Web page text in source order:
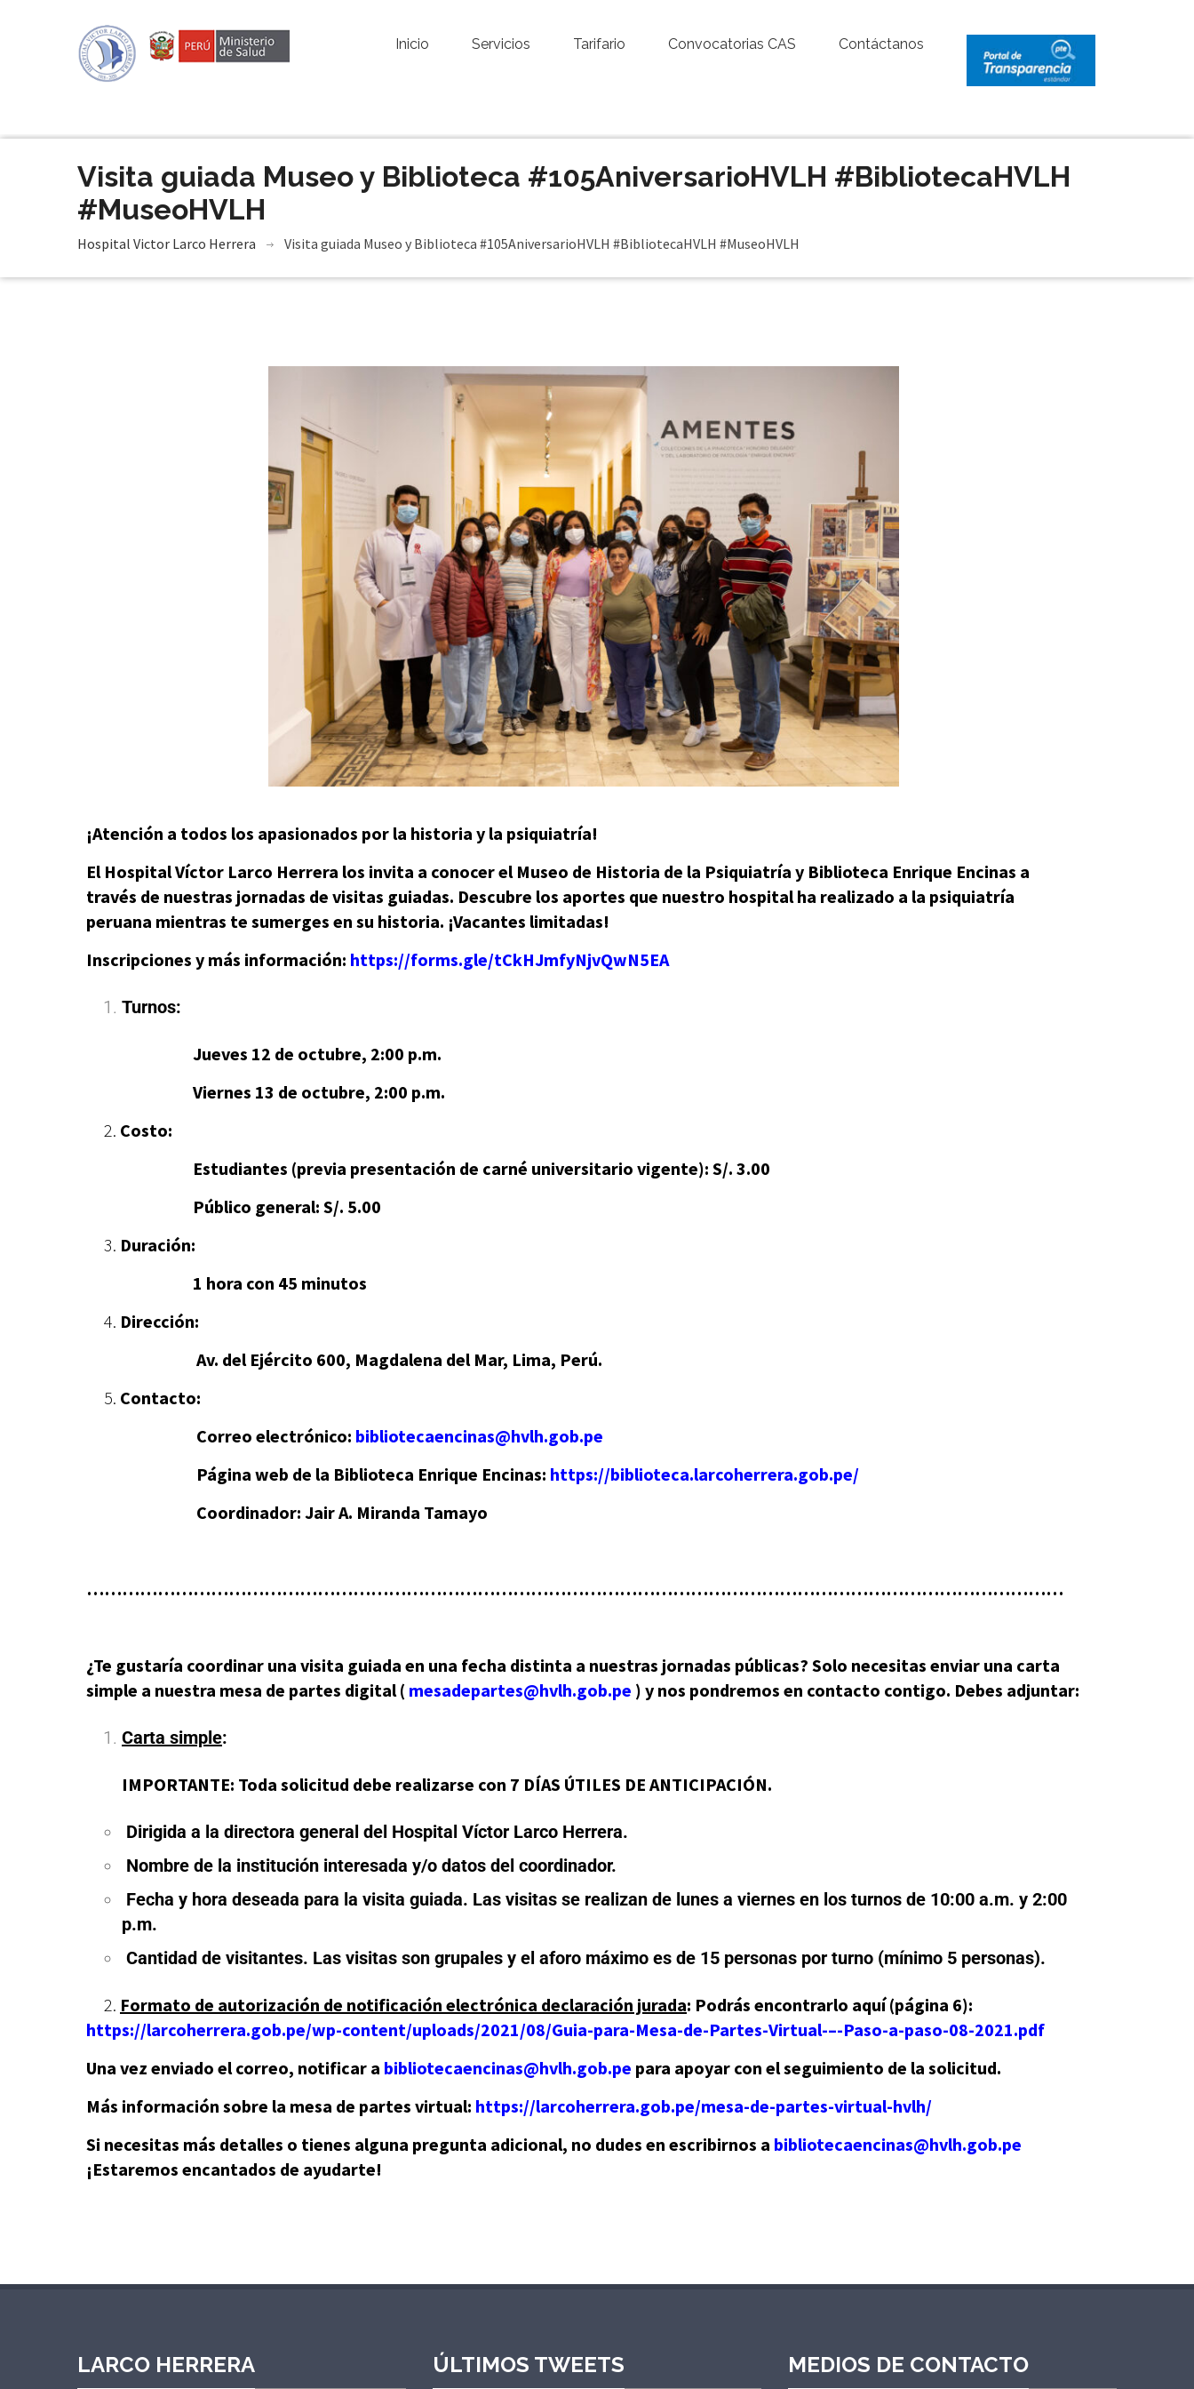
Inicio Servicios Tarifario Convocatorias CAS Contáctanos
Visita guiada Museo y Biblioteca #105AniversarioHVLH #BibliotecaHVLH
#MuseoHVLH
Hospital Victor Larco Herrera Visita guiada Museo y Biblioteca #105AniversarioHVLH #BibliotecaHVLH #MuseoHVLH
¡Atención a todos los apasionados por la historia y la psiquiatría!
El Hospital Víctor Larco Herrera los invita a conocer el Museo de Historia de la Psiquiatría y Biblioteca Enrique Encinas a
través de nuestras jornadas de visitas guiadas. Descubre los aportes que nuestro hospital ha realizado a la psiquiatría
peruana mientras te sumerges en su historia. ¡Vacantes limitadas!
Inscripciones y más información: https://forms.gle/tCkHJmfyNjvQwN5EA
Turnos:
Jueves 12 de octubre, 2:00 p.m.
Viernes 13 de octubre, 2:00 p.m.
2. Costo:
Estudiantes (previa presentación de carné universitario vigente): S/. 3.00
Público general: S/. 5.00
3. Duración:
1 hora con 45 minutos
4. Dirección:
Av. del Ejército 600, Magdalena del Mar, Lima, Perú.
5. Contacto:
Correo electrónico: bibliotecaencinas@hvlh.gob.pe
Página web de la Biblioteca Enrique Encinas: https://biblioteca.larcoherrera.gob.pe/
Coordinador: Jair A. Miranda Tamayo
…………………………………………………………………………………………………………………………………………………
¿Te gustaría coordinar una visita guiada en una fecha distinta a nuestras jornadas públicas? Solo necesitas enviar una carta
simple a nuestra mesa de partes digital ( mesadepartes@hvlh.gob.pe ) y nos pondremos en contacto contigo. Debes adjuntar:
Carta simple:
IMPORTANTE: Toda solicitud debe realizarse con 7 DÍAS ÚTILES DE ANTICIPACIÓN.
Dirigida a la directora general del Hospital Víctor Larco Herrera.
Nombre de la institución interesada y/o datos del coordinador.
Fecha y hora deseada para la visita guiada. Las visitas se realizan de lunes a viernes en los turnos de 10:00 a.m. y 2:00
p.m.
Cantidad de visitantes. Las visitas son grupales y el aforo máximo es de 15 personas por turno (mínimo 5 personas).
2. Formato de autorización de notificación electrónica declaración jurada: Podrás encontrarlo aquí (página 6):
https://larcoherrera.gob.pe/wp-content/uploads/2021/08/Guia-para-Mesa-de-Partes-Virtual-–-Paso-a-paso-08-2021.pdf
Una vez enviado el correo, notificar a bibliotecaencinas@hvlh.gob.pe para apoyar con el seguimiento de la solicitud.
Más información sobre la mesa de partes virtual: https://larcoherrera.gob.pe/mesa-de-partes-virtual-hvlh/
Si necesitas más detalles o tienes alguna pregunta adicional, no dudes en escribirnos a bibliotecaencinas@hvlh.gob.pe
¡Estaremos encantados de ayudarte!
LARCO HERRERA ÚLTIMOS TWEETS MEDIOS DE CONTACTO